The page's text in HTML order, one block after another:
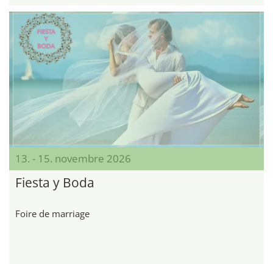
13. - 15. novembre 2026
Fiesta y Boda
Foire de marriage